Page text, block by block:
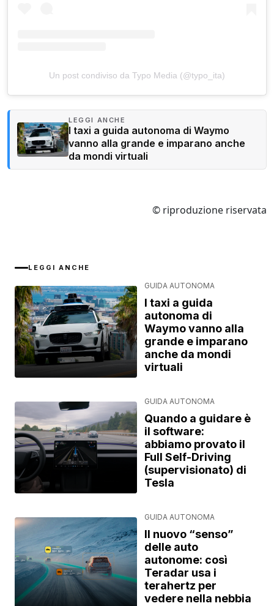
Un post condiviso da Typo Media (@typo_ita)
LEGGI ANCHE
I taxi a guida autonoma di Waymo
vanno alla grande e imparano anche
da mondi virtuali
© riproduzione riservata
LEGGI ANCHE
GUIDA AUTONOMA
I taxi a guida
autonoma di
Waymo vanno alla
grande e imparano
anche da mondi
virtuali
GUIDA AUTONOMA
Quando a guidare è
il software:
abbiamo provato il
Full Self-Driving
(supervisionato) di
Tesla
GUIDA AUTONOMA
Il nuovo “senso”
delle auto
autonome: così
Teradar usa i
terahertz per
vedere nella nebbia